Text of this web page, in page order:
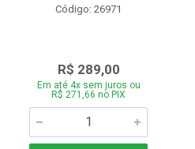
Código: 26971
R$ 289,00
Em até 4x sem juros ou
R$ 271,66 no PIX